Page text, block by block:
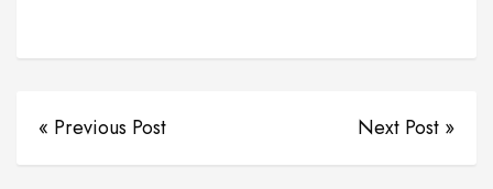
« Previous Post Next Post »